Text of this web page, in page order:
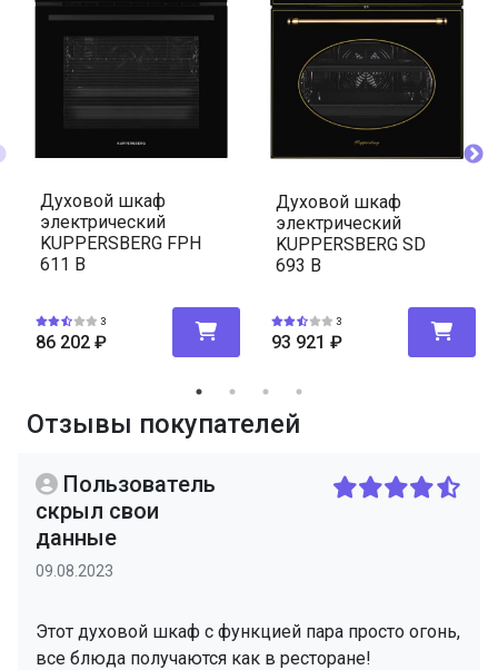
Духовой шкаф
электрический
KUPPERSBERG FPH
611 B
3
86 202 ₽
Духовой шкаф
электрический
KUPPERSBERG SD
693 B
3
93 921 ₽
Отзывы покупателей
Пользователь
скрыл свои
данные
09.08.2023
Этот духовой шкаф с функцией пара просто огонь,
все блюда получаются как в ресторане!